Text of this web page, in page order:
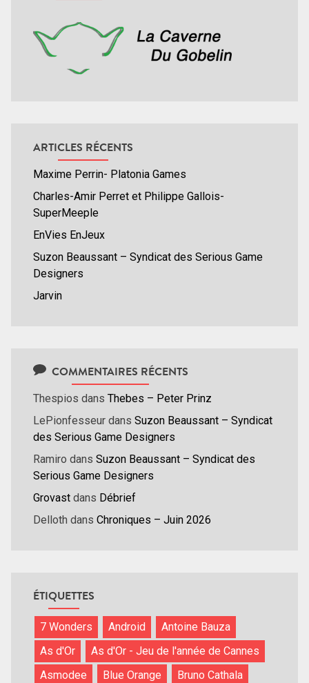
ARTICLES RÉCENTS
Maxime Perrin- Platonia Games
Charles-Amir Perret et Philippe Gallois-
SuperMeeple
EnVies EnJeux
Suzon Beaussant – Syndicat des Serious Game
Designers
Jarvin
COMMENTAIRES RÉCENTS
Thespios dans Thebes – Peter Prinz
LePionfesseur dans Suzon Beaussant – Syndicat
des Serious Game Designers
Ramiro dans Suzon Beaussant – Syndicat des
Serious Game Designers
Grovast dans Débrief
Delloth dans Chroniques – Juin 2026
ÉTIQUETTES
7 Wonders Android
Antoine Bauza
As d'Or
As d'Or - Jeu de l'année de Cannes
Asmodee
Blue Orange Bruno Cathala